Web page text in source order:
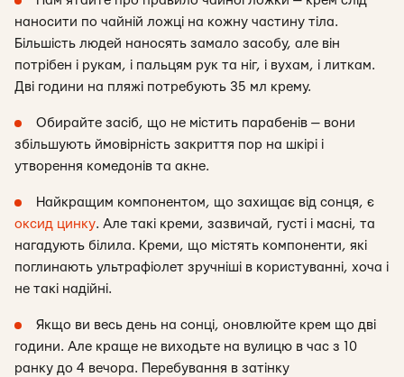
наносити по чайній ложці на кожну частину тіла.
Більшість людей наносять замало засобу, але він
потрібен і рукам, і пальцям рук та ніг, і вухам, і литкам.
Дві години на пляжі потребують 35 мл крему.
Обирайте засіб, що не містить парабенів — вони
збільшують ймовірність закриття пор на шкірі і
утворення комедонів та акне.
Найкращим компонентом, що захищає від сонця, є
оксид цинку. Але такі креми, зазвичай, густі і масні, та
нагадують білила. Креми, що містять компоненти, які
поглинають ультрафіолет зручніші в користуванні, хоча і
не такі надійні.
Якщо ви весь день на сонці, оновлюйте крем що дві
години. Але краще не виходьте на вулицю в час з 10
ранку до 4 вечора. Перебування в затінку